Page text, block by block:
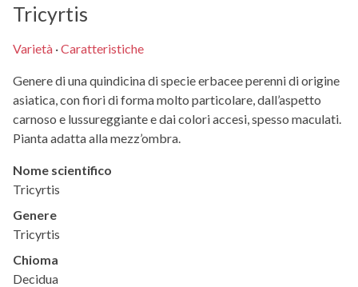
Tricyrtis
Varietà ·Caratteristiche
Genere di una quindicina di specie erbacee perenni di origine
asiatica, con fiori di forma molto particolare, dall’aspetto
carnoso e lussureggiante e dai colori accesi, spesso maculati.
Pianta adatta alla mezz’ombra.
Nome scientifico
Tricyrtis
Genere
Tricyrtis
Chioma
Decidua